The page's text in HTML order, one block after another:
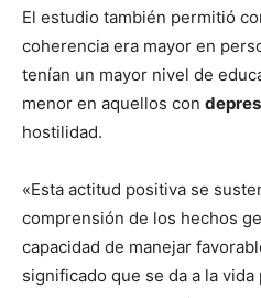
El estudio también permitió
coherencia era mayor en
tenían un mayor nivel de
menor en aquellos con
hostilidad.
«Esta actitud positiva se
comprensión de los hechos
capacidad de manejar
significado que se da a la